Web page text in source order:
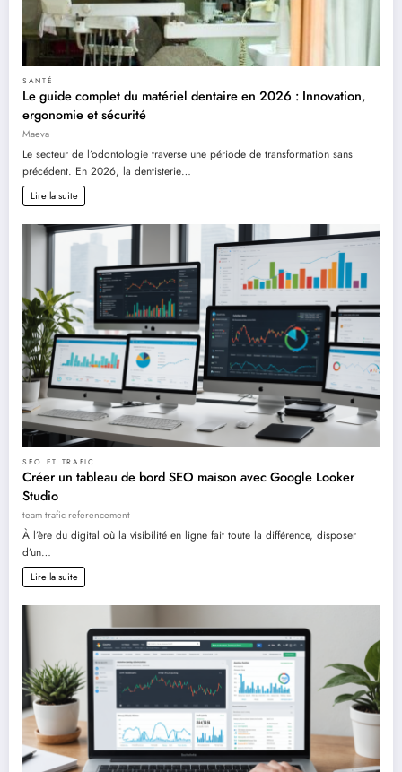
SANTÉ
Le guide complet du matériel dentaire en 2026 : Innovation,
ergonomie et sécurité
Maeva
Le secteur de l’odontologie traverse une période de transformation sans
précédent. En 2026, la dentisterie…
Lire la suite
SEO ET TRAFIC
Créer un tableau de bord SEO maison avec Google Looker
Studio
team trafic referencement
À l’ère du digital où la visibilité en ligne fait toute la différence, disposer
d’un…
Lire la suite